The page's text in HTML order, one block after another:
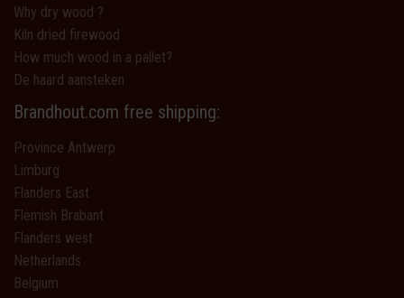
Why dry wood ?
Kiln dried firewood
How much wood in a pallet?
De haard aansteken
Brandhout.com free shipping:
Province Antwerp
Limburg
Flanders East
Flemish Brabant
Flanders west
Netherlands
Belgium